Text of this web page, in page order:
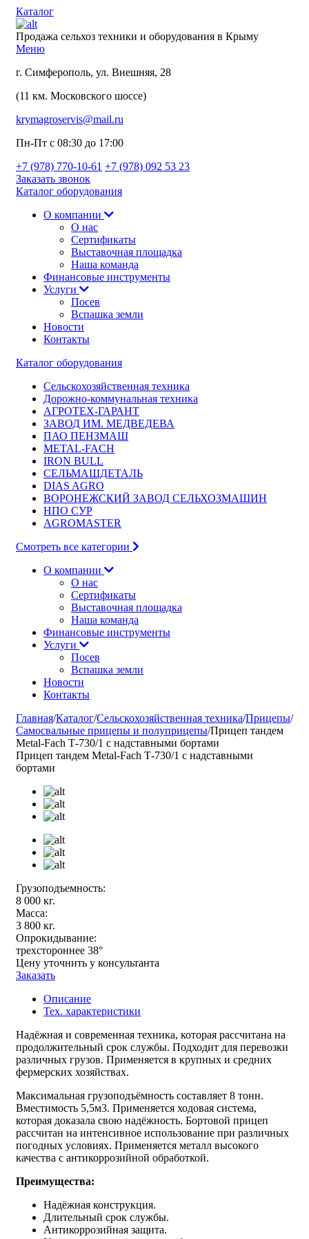
Каталог
Продажа сельхоз техники и оборудования в Крыму
Меню
г. Симферополь, ул. Внешняя, 28
(11 км. Московского шоссе)
krymagroservis@mail.ru
Пн-Пт с 08:30 до 17:00
+7 (978) 770-10-61 +7 (978) 092 53 23
Заказать звонок
Каталог оборудования
О компании
О нас
Сертификаты
Выставочная площадка
Наша команда
Финансовые инструменты
Услуги
Посев
Вспашка земли
Новости
Контакты
Каталог оборудования
Сельскохозяйственная техника
Дорожно-коммунальная техника
АГРОТЕХ-ГАРАНТ
ЗАВОД ИМ. МЕДВЕДЕВА
ПАО ПЕНЗМАШ
METAL-FACH
IRON BULL
СЕЛЬМАШДЕТАЛЬ
DIAS AGRO
ВОРОНЕЖСКИЙ ЗАВОД СЕЛЬХОЗМАШИН
НПО СУР
AGROMASTER
Смотреть все категории
О компании
О нас
Сертификаты
Выставочная площадка
Наша команда
Финансовые инструменты
Услуги
Посев
Вспашка земли
Новости
Контакты
Главная/Каталог/Сельскохозяйственная техника/Прицепы/
Самосвальные прицепы и полуприцепы/Прицеп тандем
Metal-Fach Т-730/1 с надставными бортами
Прицеп тандем Metal-Fach Т-730/1 с надставными
бортами
Грузоподъемность:
8 000 кг.
Масса:
3 800 кг.
Опрокидывание:
трехстороннее 38°
Цену уточнить у консультанта
Заказать
Описание
Тех. характеристики
Надёжная и современная техника, которая рассчитана на
продолжительный срок службы. Подходит для перевозки
различных грузов. Применяется в крупных и средних
фермерских хозяйствах.
Максимальная грузоподъёмность составляет 8 тонн.
Вместимость 5,5м3. Применяется ходовая система,
которая доказала свою надёжность. Бортовой прицеп
рассчитан на интенсивное использование при различных
погодных условиях. Применяется металл высокого
качества с антикоррозийной обработкой.
Преимущества:
Надёжная конструкция.
Длительный срок службы.
Антикоррозийная защита.